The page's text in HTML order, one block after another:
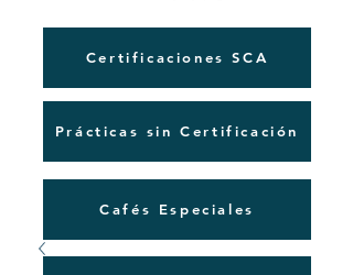
Certificaciones SCA
Prácticas sin Certificación
Cafés Especiales